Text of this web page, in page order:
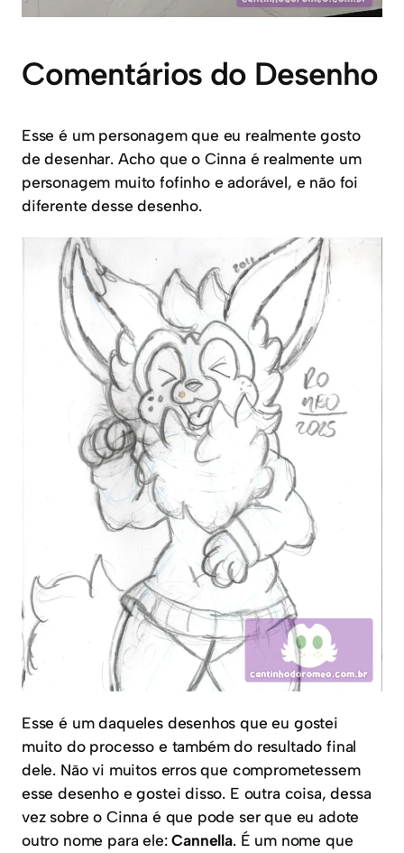
Comentários do Desenho
Esse é um personagem que eu realmente gosto
de desenhar. Acho que o Cinna é realmente um
personagem muito fofinho e adorável, e não foi
diferente desse desenho.
Esse é um daqueles desenhos que eu gostei
muito do processo e também do resultado final
dele. Não vi muitos erros que comprometessem
esse desenho e gostei disso. E outra coisa, dessa
vez sobre o Cinna é que pode ser que eu adote
outro nome para ele:Cannella. É um nome que